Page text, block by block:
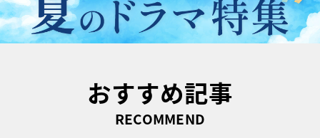
おすすめ記事
RECOMMEND